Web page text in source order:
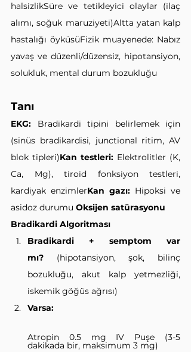
halsizlikSüre ve tetikleyici olaylar (ilaç
alımı, soğuk maruziyeti)Altta yatan kalp
hastalığı öyküsüFizik muayenede: Nabız
yavaş ve düzenli/düzensiz, hipotansiyon,
solukluk, mental durum bozukluğu
Tanı
EKG: Bradikardi tipini belirlemek için
(sinüs bradikardisi, junctional ritim, AV
blok tipleri)Kan testleri: Elektrolitler (K,
Ca, Mg), tiroid fonksiyon testleri,
kardiyak enzimlerKan gazı: Hipoksi ve
asidoz durumu Oksijen satürasyonu
Bradikardi Algoritması
Bradikardi + semptom var
mı? (hipotansiyon, şok, bilinç
bozukluğu, akut kalp yetmezliği,
iskemik göğüs ağrısı)
Varsa:
Atropin 0.5 mg IV Puşe (3-5
dakikada bir, maksimum 3 mg)